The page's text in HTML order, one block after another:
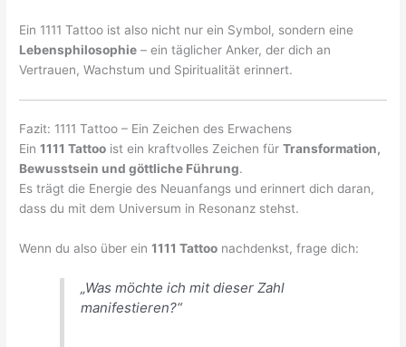
Ein 1111 Tattoo ist also nicht nur ein Symbol, sondern eine
Lebensphilosophie – ein täglicher Anker, der dich an
Vertrauen, Wachstum und Spiritualität erinnert.
Fazit: 1111 Tattoo – Ein Zeichen des Erwachens
Ein1111 Tattoo ist ein kraftvolles Zeichen fürTransformation,
Bewusstsein und göttliche Führung.
Es trägt die Energie des Neuanfangs und erinnert dich daran,
dass du mit dem Universum in Resonanz stehst.
Wenn du also über ein1111 Tattoo nachdenkst, frage dich:
„Was möchte ich mit dieser Zahl
manifestieren?“